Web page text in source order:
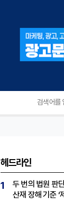
헤드라인
1
두 번의 법원 판
산재 장해 기준 ‘